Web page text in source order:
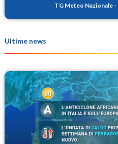
TG Meteo Nazionale -
Ultime news